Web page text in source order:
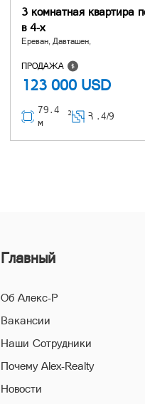
3 комнатная квартира
в 4-х
Ереван, Давташен,
ПРОДАЖА
123 000 USD
79․4
м
2 Հ ․ 4/9
Главный
Об Алекс-Р
Вакансии
Наши Сотрудники
Почему Alex-Realty
Новости